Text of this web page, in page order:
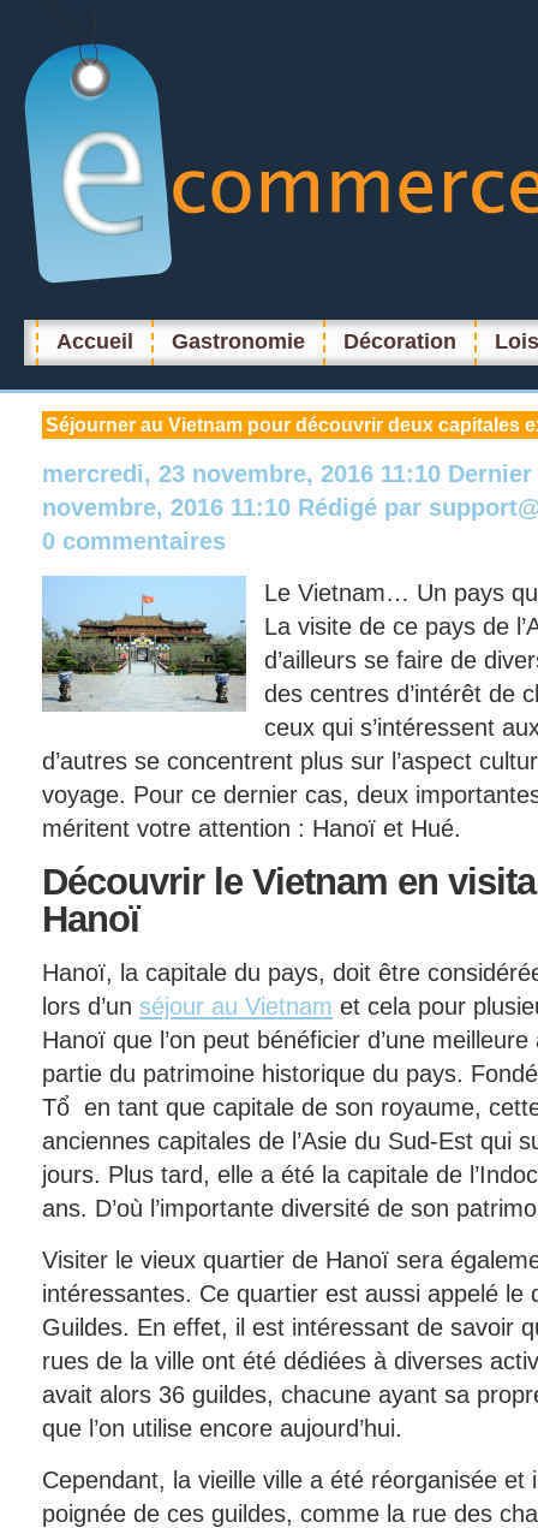
Accueil Gastronomie Décoration
Séjourner au Vietnam pour découvrir deux capitales
mercredi, 23 novembre, 2016 11:10
novembre, 2016 11:10 Rédigé par
0 commentaires
Le Vietnam… Un pays
La visite de ce pays de
d’ailleurs se faire de
des centres d’intérêt de
ceux qui s’intéressent
d’autres se concentrent plus sur l’aspect
voyage. Pour ce dernier cas, deux
méritent votre attention : Hanoï et Hué.
Découvrirle Vietnam en
Hanoï
Hanoï, la capitale du pays, doit être
lors d’un séjour au Vietnam et cela pour
Hanoï que l’on peut bénéficier d’une
partie du patrimoine historique du pays.
Tổ en tant que capitale de son royaume,
anciennes capitales de l’Asie du Sud-Est qui
jours. Plus tard, elle a été la capitale de
ans. D’où l’importante diversité de son
Visiter le vieux quartier de Hanoï sera
intéressantes. Ce quartier est aussi appelé le
Guildes. En effet, il est intéressant de savoir
rues de la ville ont été dédiées à diverses
avait alors 36 guildes, chacune ayant sa
que l’on utilise encore aujourd’hui.
Cependant, la vieille ville a été réorganisée et
poignée de ces guildes, comme la rue des